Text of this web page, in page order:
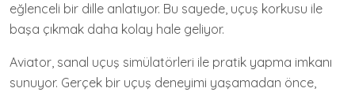
eğlenceli bir dille anlatıyor. Bu sayede, uçuş korkusu ile
başa çıkmak daha kolay hale geliyor.
Aviator, sanal uçuş simülatörleri ile pratik yapma imkanı
sunuyor. Gerçek bir uçuş deneyimi yaşamadan önce,